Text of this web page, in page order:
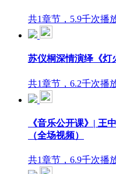
共1章节，5.9千次播
苏仪桐深情演绎《灯
共1章节，6.2千次播
《音乐公开课》| 王
（全场视频）
共1章节，6.9千次播